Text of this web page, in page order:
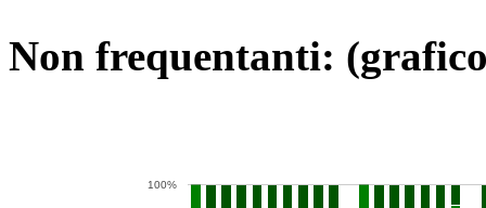
Non frequentanti:
100%